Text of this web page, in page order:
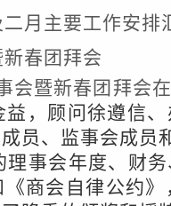
月主要工作安排
春团拜会
会暨新春团拜会
，顾问徐遵信
员、监事会成员
理事会年度、财
商会自律公约